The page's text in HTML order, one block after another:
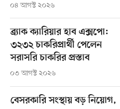
০৪ আগস্ট ২০২৬
ব্র্যাক ক্যারিয়ার হাব এক্সপো:
৩২৩২ চাকরিপ্রার্থী পেলেন
সরাসরি চাকরির প্রস্তাব
০৩ আগস্ট ২০২৬
বেসরকারি সংস্থায় বড় নিয়োগ,